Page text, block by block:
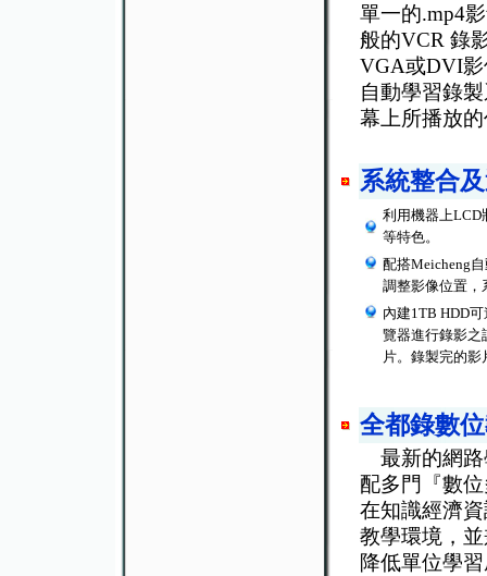
單一的.mp4
般的VCR 錄
VGA或DVI影
自動學習錄
幕上所播放
系統整合
利用機器上LCD
等特色。
配搭Meicheng
調整影像位置，
內建1TB HDD
覽器進行錄影之
片。錄製完的
全都錄數
最新的網路
配多門『數
在知識經濟
教學環境，
降低單位學